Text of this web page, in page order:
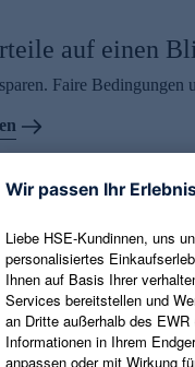
auf einen
Faire Bedingungen
€ Gutschein erhalten
abonnieren und
Mail erhalten. Als
Eine Abmeldung